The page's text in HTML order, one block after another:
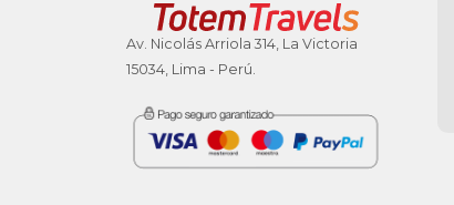
Av. Nicolás Arriola 314, La Victoria
15034, Lima - Perú.